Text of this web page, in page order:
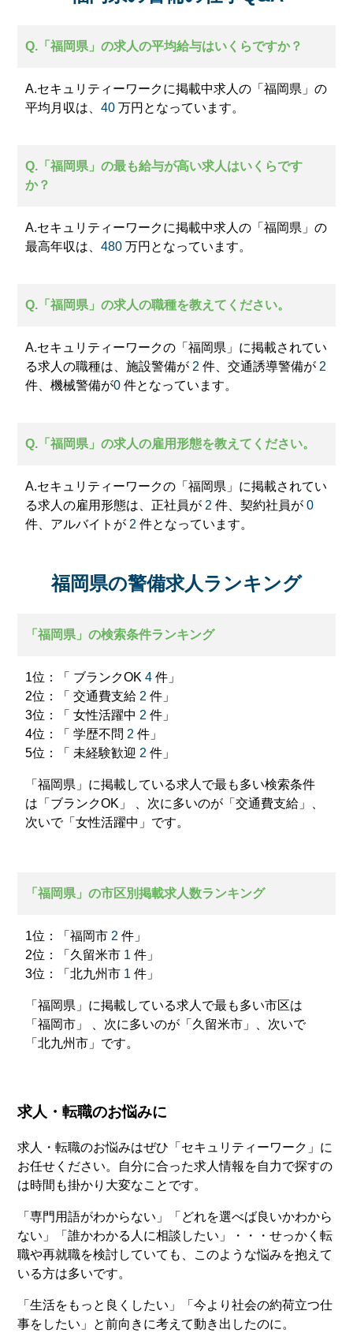
Q.「福岡県」の求人の平均給与はいくらですか？
A.セキュリティーワークに掲載中求人の「福岡県」の
平均月収は、40 万円となっています。
Q.「福岡県」の最も給与が高い求人はいくらです
か？
A.セキュリティーワークに掲載中求人の「福岡県」の
最高年収は、480 万円となっています。
Q.「福岡県」の求人の職種を教えてください。
A.セキュリティーワークの「福岡県」に掲載されてい
る求人の職種は、施設警備が 2 件、交通誘導警備が 2
件、機械警備が0 件となっています。
Q.「福岡県」の求人の雇用形態を教えてください。
A.セキュリティーワークの「福岡県」に掲載されてい
る求人の雇用形態は、正社員が 2 件、契約社員が0
件、アルバイトが 2 件となっています。
福岡県の警備求人ランキング
「福岡県」の検索条件ランキング
1位：「 ブランクOK4 件」
2位：「 交通費支給 2 件」
3位：「 女性活躍中 2 件」
4位：「 学歴不問 2 件」
5位：「 未経験歓迎 2 件」
「福岡県」に掲載している求人で最も多い検索条件
は「ブランクOK」 、次に多いのが「交通費支給」、
次いで「女性活躍中」です。
「福岡県」の市区別掲載求人数ランキング
1位：「福岡市 2 件」
2位：「久留米市 1 件」
3位：「北九州市 1 件」
「福岡県」に掲載している求人で最も多い市区は
「福岡市」 、次に多いのが「久留米市」、次いで
「北九州市」です。
求人・転職のお悩みに
求人・転職のお悩みはぜひ「セキュリティーワーク」に
お任せください。自分に合った求人情報を自力で探すの
は時間も掛かり大変なことです。
「専門用語がわからない」「どれを選べば良いかわから
ない」「誰かわかる人に相談したい」・・・せっかく転
職や再就職を検討していても、このような悩みを抱えて
いる方は多いです。
「生活をもっと良くしたい」「今より社会の約荷立つ仕
事をしたい」と前向きに考えて動き出したのに。